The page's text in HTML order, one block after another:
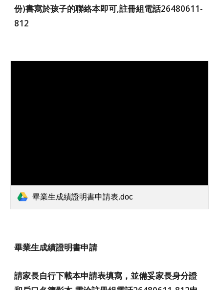
份)書寫於孩子的聯絡本即可,註冊組電話26480611-
812
畢業生成績證明書申請表.doc
畢業生成績證明書申請
請家長自行下載本申請表填寫，並備妥家長身分證